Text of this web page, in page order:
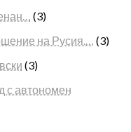
(3)
на Русия.… (3)
(3)
с автономен